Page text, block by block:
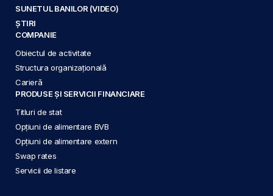
SUNETUL BANILOR (VIDEO)
ȘTIRI
COMPANIE
Obiectul de activitate
Structura organizațională
Carieră
PRODUSE ȘI SERVICII FINANCIARE
Titluri de stat
Opțiuni de alimentare BVB
Opțiuni de alimentare extern
Swap rates
Servicii de listare